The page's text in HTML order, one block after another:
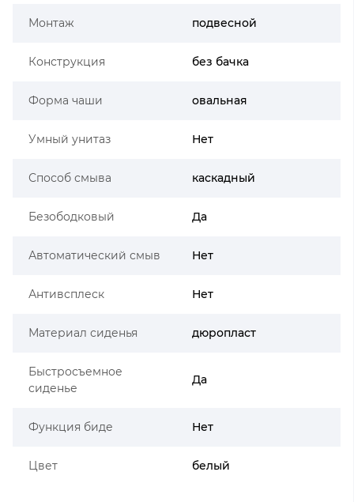
Монтаж подвесной
Конструкция без бачка
Форма чаши овальная
Умный унитаз Нет
Способ смыва каскадный
Безободковый Да
Автоматический смыв Нет
Антивсплеск Нет
Материал сиденья дюропласт
Быстросъемное
сиденье
Да
Функция биде Нет
Цвет белый